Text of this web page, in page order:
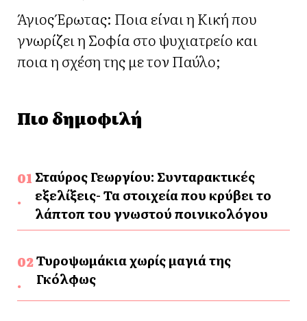
Άγιος Έρωτας: Ποια είναι η Κική που
γνωρίζει η Σοφία στο ψυχιατρείο και
ποια η σχέση της με τον Παύλο;
Πιο δημοφιλή
Σταύρος Γεωργίου: Συνταρακτικές
εξελίξεις- Τα στοιχεία που κρύβει το
λάπτοπ του γνωστού ποινικολόγου
Τυροψωμάκια χωρίς μαγιά της
Γκόλφως